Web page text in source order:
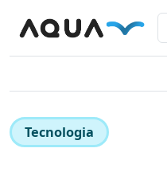
Tecnologia